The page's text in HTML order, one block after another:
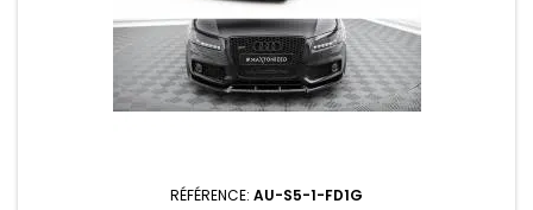
RÉFÉRENCE: AU-S5-1-FD1G